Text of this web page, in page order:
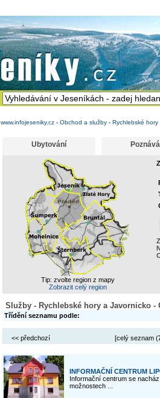
www.infojeseniky.cz - Obchod a služby - Rychlebské hory
Ubytování
Tip: zvolte region z mapy
Zobrazit celý region
Služby - Rychlebské hory a Javornicko -
Třídění seznamu podle:
<< předchozí [celý seznam (
INFORMAČNÍ CENTRUM
Informační centrum se
možnostech ...